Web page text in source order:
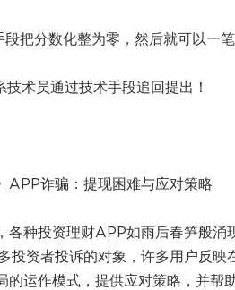
段把分数化整为零，然后就可以一
术员通过技术手段追回提出！
APP诈骗：提现困难与应对策略
各种投资理财APP如雨后春笋般
投资者投诉的对象，许多用户反
的运作模式，提供应对策略，并帮